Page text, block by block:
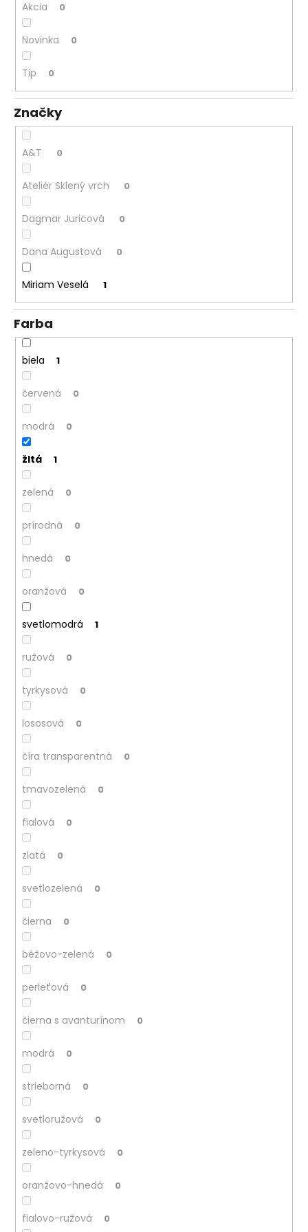
Akcia 0
Novinka 0
Tip 0
Značky
A&T 0
Ateliér Sklený vrch 0
Dagmar Juricová 0
Dana Augustová 0
Miriam Veselá 1
Farba
biela 1
červená 0
modrá 0
žltá 1
zelená 0
prírodná 0
hnedá 0
oranžová 0
svetlomodrá 1
ružová 0
tyrkysová 0
lososová 0
číra transparentná 0
tmavozelená 0
fialová 0
zlatá 0
svetlozelená 0
čierna 0
béžovo-zelená 0
perleťová 0
čierna s avanturínom 0
modrá 0
strieborná 0
svetloružová 0
zeleno-tyrkysová 0
oranžovo-hnedá 0
fialovo-ružová 0
a
m